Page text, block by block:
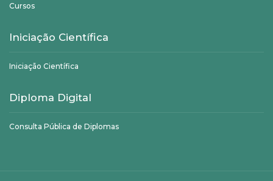
Cursos
Iniciação Científica
Iniciação Científica
Diploma Digital
Consulta Pública de Diplomas